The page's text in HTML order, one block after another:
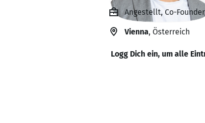
Angestellt, Co-
Vienna, Österreich
Logg Dich ein, um alle